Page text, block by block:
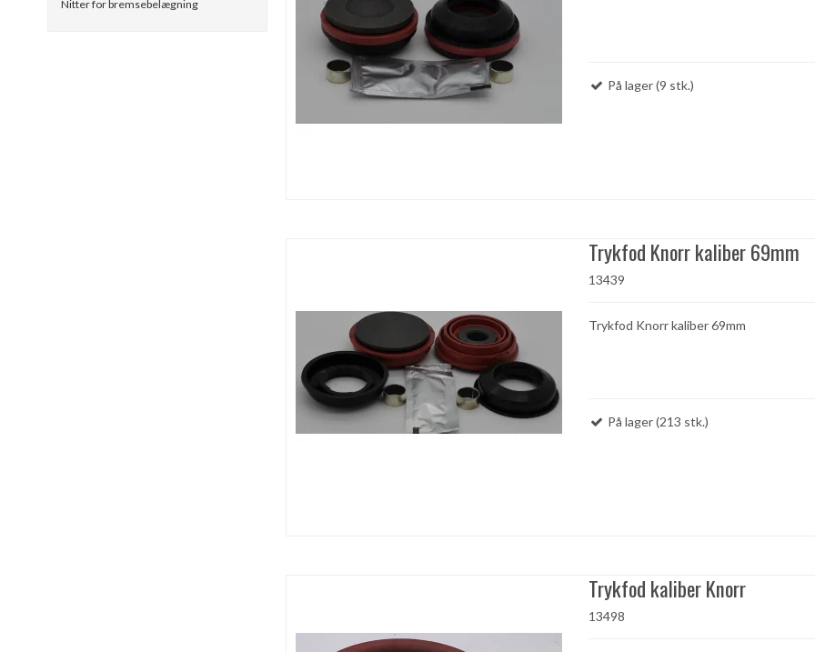
Nitter for bremsebelægning
På lager (9 stk.)
Trykfod Knorr kaliber 69mm
13439
Trykfod Knorr kaliber 69mm
På lager (213 stk.)
Trykfod kaliber Knorr
13498